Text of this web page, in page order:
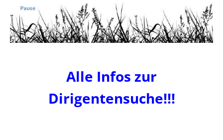
Alle Infos zur
Dirigentensuche!!!